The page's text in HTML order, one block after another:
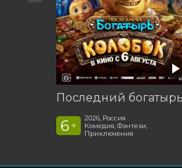
6 +
2026, Россия
Комедия, Фэнтези,
Приключения